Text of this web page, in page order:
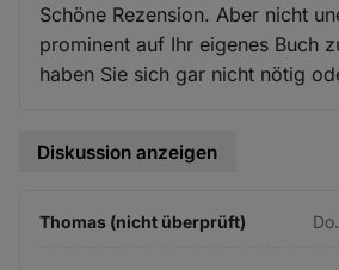
Schöne Rezension. Aber nicht
prominent auf Ihr eigenes Buch
haben Sie sich gar nicht nötig
Diskussion anzeigen
Thomas (nicht überprüft)